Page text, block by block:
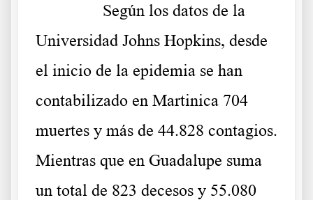
Según los datos de la
Universidad Johns Hopkins, desde
el inicio de la epidemia se han
contabilizado en Martinica 704
muertes y más de 44.828 contagios.
Mientras que en Guadalupe suma
un total de 823 decesos y 55.080